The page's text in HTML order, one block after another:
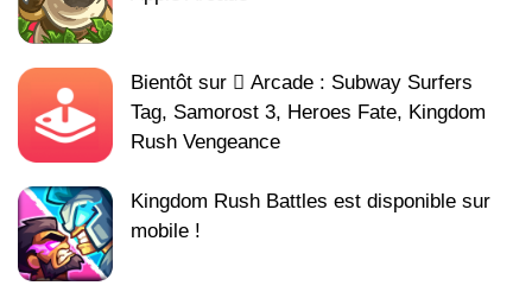
Bientôt sur  Arcade : Subway Surfers
Tag, Samorost 3, Heroes Fate, Kingdom
Rush Vengeance
Kingdom Rush Battles est disponible sur
mobile !